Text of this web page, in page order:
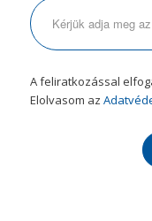
A feliratkozással
Elolvasom az